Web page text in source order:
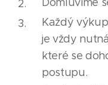
Každý
je vždy
které se
postupu.